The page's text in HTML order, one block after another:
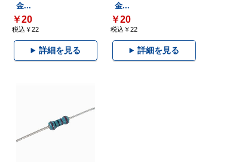
金...
￥20
税込￥22
詳細を見る
金...
￥20
税込￥22
詳細を見る